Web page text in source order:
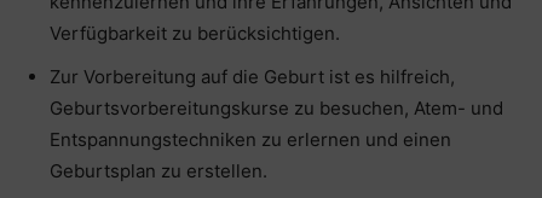
Verfügbarkeit zu berücksichtigen.
Zur Vorbereitung auf die Geburt ist es hilfreich,
Geburtsvorbereitungskurse zu besuchen, Atem- und
Entspannungstechniken zu erlernen und einen
Geburtsplan zu erstellen.